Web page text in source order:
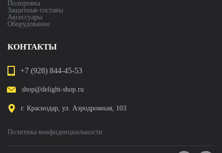
Полировка
Защитные составы
Аксессуары
Оборудование
КОНТАКТЫ
+7 (928) 844-45-53
shop@delight-shop.ru
г. Краснодар, ул. Аэродромная, 103
Политика конфиденциальности